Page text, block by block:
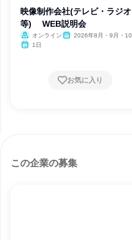
映像制作会社(テレビ・ラジオ
等) WEB説明会
オンライン
2026年8月・9月・10
1日
お気に入り
この企業の募集